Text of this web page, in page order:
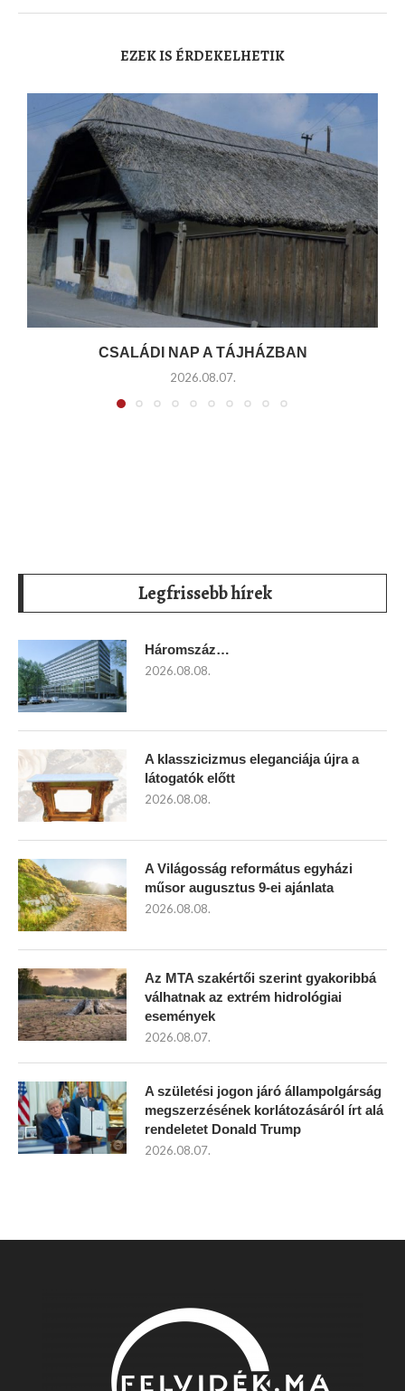
EZEK IS ÉRDEKELHETIK
CSALÁDI NAP A TÁJHÁZBAN
2026.08.07.
Legfrissebb hírek
Háromszáz…
2026.08.08.
A klasszicizmus eleganciája újra a
látogatók előtt
2026.08.08.
A Világosság református egyházi
műsor augusztus 9-ei ajánlata
2026.08.08.
Az MTA szakértői szerint gyakoribbá
válhatnak az extrém hidrológiai
események
2026.08.07.
A születési jogon járó állampolgárság
megszerzésének korlátozásáról írt alá
rendeletet Donald Trump
2026.08.07.